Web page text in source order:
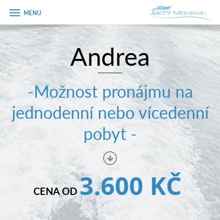
Úvodní strana
Pronájem a ceník
Plán plavby
Tipy na výlet
PRODEJ LODÍ
Zobrazit
menu
Andrea
-Možnost pronájmu na
jednodenní nebo vícedenní
pobyt -
CENA OD3.600 KČ